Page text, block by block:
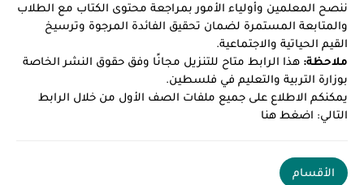
ننصح المعلمين وأولياء الأمور بمراجعة محتوى الكتاب مع الطلاب
والمتابعة المستمرة لضمان تحقيق الفائدة المرجوة وترسيخ
القيم الحياتية والاجتماعية.
ملاحظة: هذا الرابط متاح للتنزيل مجانًا وفق حقوق النشر الخاصة
بوزارة التربية والتعليم في فلسطين.
يمكنكم الاطلاع على جميع ملفات الصف الأول من خلال الرابط
التالي: اضغط هنا
الأقسام